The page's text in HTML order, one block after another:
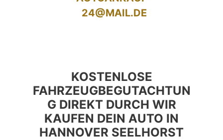
24@MAIL.DE
KOSTENLOSE
FAHRZEUGBEGUTACHTUN
G DIREKT DURCH WIR
KAUFEN DEIN AUTO IN
HANNOVER SEELHORST